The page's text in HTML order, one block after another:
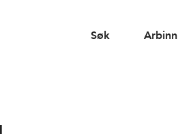
Søk Arbinn